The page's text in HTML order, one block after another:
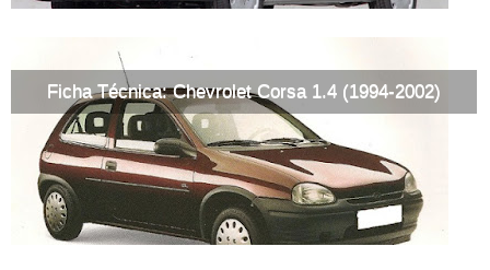
Ficha Técnica: Chevrolet Corsa 1.4 (1994-2002)